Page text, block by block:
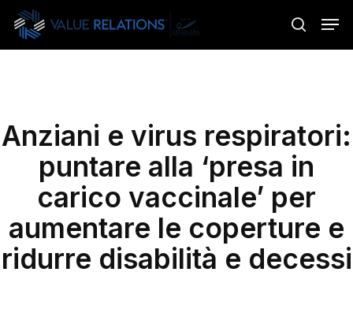
Skip
main
search
Anziani e virus respiratori:
puntare alla ‘presa in
carico vaccinale’ per
aumentare le coperture e
ridurre disabilità e decessi